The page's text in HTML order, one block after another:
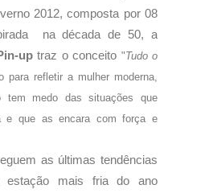
2012, composta por 08
na década de 50, a
uptraz o conceito "Tudo o
para refletir a mulher moderna,
tem medo das situações que
e que as encara com força e
as últimas tendências
mais fria do ano